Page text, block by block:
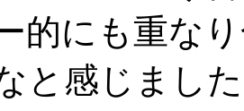
的にも重な
と感じまし